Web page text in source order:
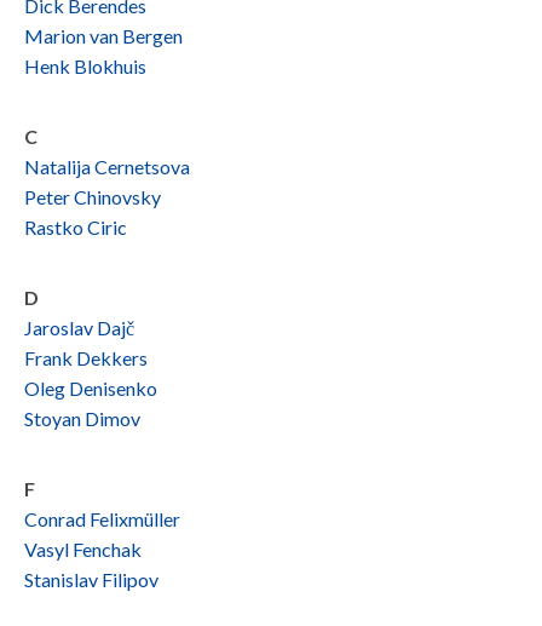
Dick Berendes
Marion van Bergen
Henk Blokhuis
C
Natalija Cernetsova
Peter Chinovsky
Rastko Ciric
D
Jaroslav Dajč
Frank Dekkers
Oleg Denisenko
Stoyan Dimov
F
Conrad Felixmüller
Vasyl Fenchak
Stanislav Filipov